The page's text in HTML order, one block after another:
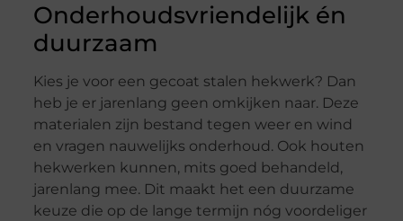
Onderhoudsvriendelijk én
duurzaam
Kies je voor een gecoat stalen hekwerk? Dan
heb je er jarenlang geen omkijken naar. Deze
materialen zijn bestand tegen weer en wind
en vragen nauwelijks onderhoud. Ook houten
hekwerken kunnen, mits goed behandeld,
jarenlang mee. Dit maakt het een duurzame
keuze die op de lange termijn nóg voordeliger